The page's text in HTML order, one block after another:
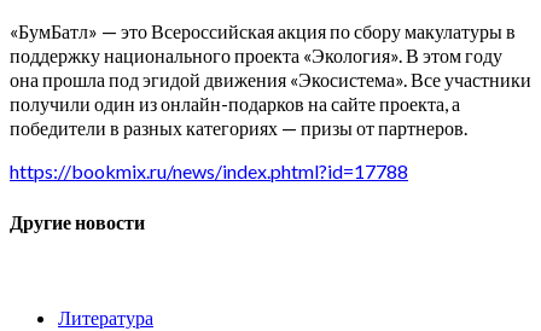
«БумБатл» — это Всероссийская акция по сбору макулатуры в
поддержку национального проекта «Экология». В этом году
она прошла под эгидой движения «Экосистема». Все участники
получили один из онлайн-подарков на сайте проекта, а
победители в разных категориях — призы от партнеров.
https://bookmix.ru/news/index.phtml?id=17788
Другие новости
Литература